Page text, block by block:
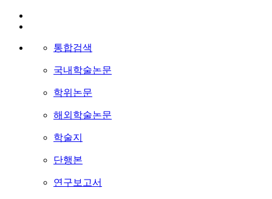
통합검색
국내학술논문
학위논문
해외학술논문
학술지
단행본
연구보고서